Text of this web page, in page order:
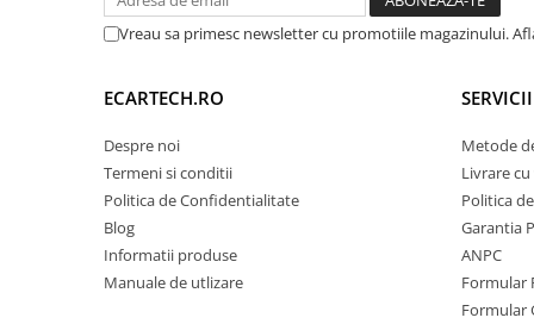
Intretinere auto
Aspirator
Echipamente service auto
Huse volan
Chei si truse chei
📶Internet:Slot SIM 4G LTE inclus
Vreau sa primesc newsletter cu promotiile magazinului.
ECARTECH.RO
Despre noi
Termeni si conditii
Politica de Confidentialitate
Blog
Informatii produse
Manuale de utlizare
Metode
Livrare
Politica
Garantia
ANPC
Formular
Formular